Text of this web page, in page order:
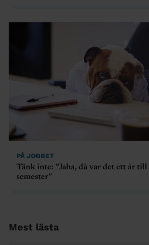
Mest lästa
PÅ JOBBET
Tänk inte: ”Jaha, då var det ett år till
semester”